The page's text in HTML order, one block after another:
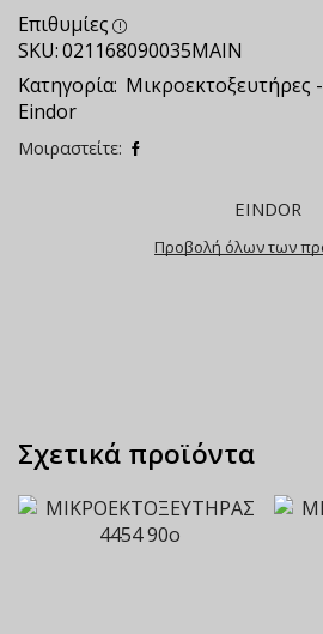
Επιθυμίες
SKU:021168090035ΜΑΙΝ
Κατηγορία:
Eindor
Μοιραστείτε:
EINDOR
Προβολή όλων των
Σχετικά προϊόντα